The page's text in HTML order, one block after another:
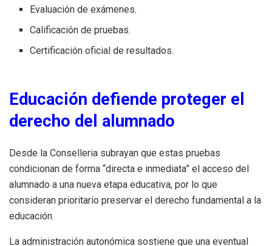
Evaluación de exámenes.
Calificación de pruebas.
Certificación oficial de resultados.
Educación defiende proteger el
derecho del alumnado
Desde la Conselleria subrayan que estas pruebas
condicionan de forma “directa e inmediata” el acceso del
alumnado a una nueva etapa educativa, por lo que
consideran prioritario preservar el derecho fundamental a la
educación.
La administración autonómica sostiene que una eventual